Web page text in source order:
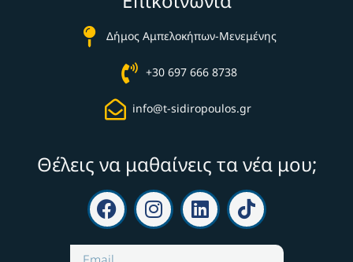
Δήμος Αμπελοκήπων-Μενεμένης
+30 697 666 8738
info@t-sidiropoulos.gr
Θέλεις να μαθαίνεις τα νέα μου;